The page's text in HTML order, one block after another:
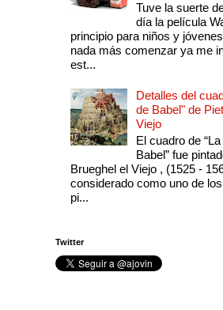
Tuve la suerte
día la película
principio para niños y
nada más comenzar ya me
est...
Detalles del
de Babel" de
Viejo
El cuadro de
Babel” fue
Brueghel el Viejo , (1525 -
considerado como uno de
pi...
Twitter